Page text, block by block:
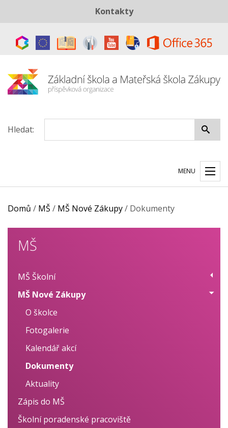
Kontakty
Datová schránka:ye8cp64
Hledat:
MENU
Domů / MŠ / MŠ Nové Zákupy/ Dokumenty
MŠ
MŠ Školní
O školce
Fotogalerie
Aktuality
Kalendář akcí
Dokumenty
MŠ Nové Zákupy
O školce
Fotogalerie
Kalendář akcí
Dokumenty
Aktuality
Zápis do MŠ
Školní poradenské pracoviště